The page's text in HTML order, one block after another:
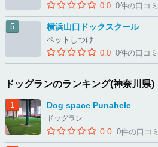
0.0 0件の口コミ
横浜山口ドックスクール
ペットしつけ
0.0 0件の口コミ
ドッグランのランキング(神奈川県)
Dog space Punahele
ドッグラン
0.0 0件の口コミ